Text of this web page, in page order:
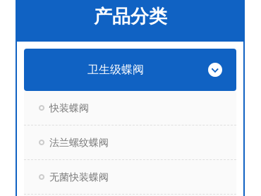
产品分类
卫生级蝶阀
快装蝶阀
法兰螺纹蝶阀
无菌快装蝶阀